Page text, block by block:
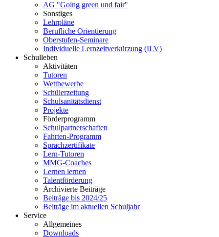
AG "Going green und fair"
Sonstiges
Lehrpläne
Berufliche Orientierung
Oberstufen-Seminare
Individuelle Lernzeitverkürzung (ILV)
Schulleben
Aktivitäten
Tutoren
Wettbewerbe
Schülerzeitung
Schulsanitätsdienst
Projekte
Förderprogramm
Schulpartnerschaften
Fahrten-Programm
Sprachzertifikate
Lern-Tutoren
MMG-Coaches
Lernen lernen
Talentförderung
Archivierte Beiträge
Beiträge bis 2024/25
Beiträge im aktuellen Schuljahr
Service
Allgemeines
Downloads